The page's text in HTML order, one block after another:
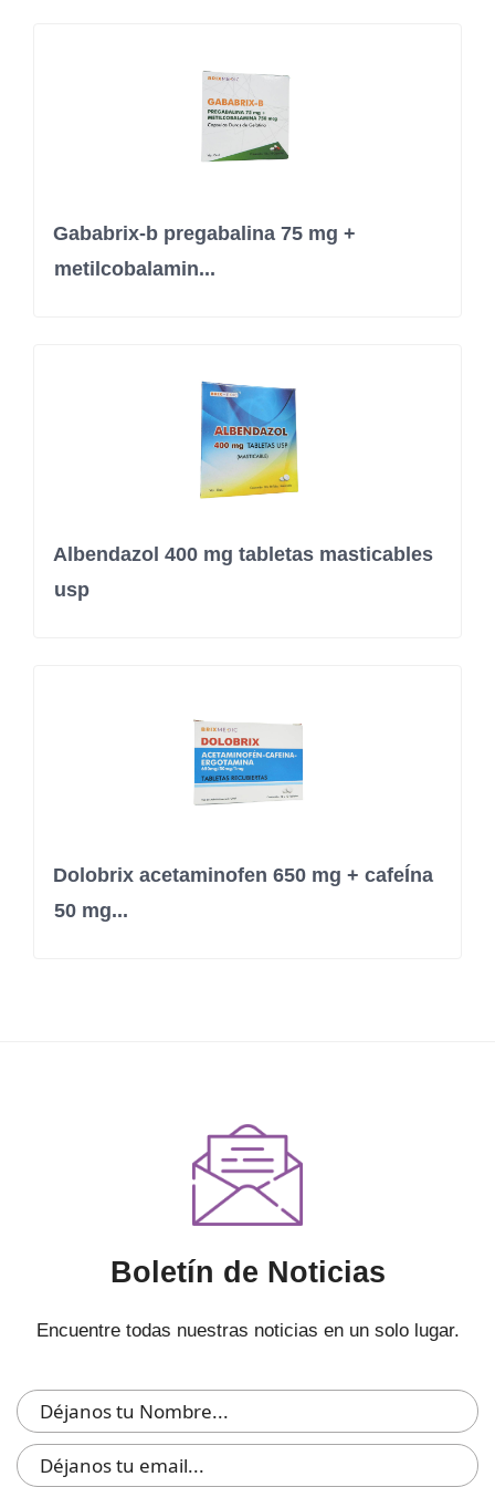
Gababrix-b pregabalina 75 mg +
metilcobalamin...
Albendazol 400 mg tabletas masticables
usp
Dolobrix acetaminofen 650 mg + cafeÍna
50 mg...
Boletín de Noticias
Encuentre todas nuestras noticias en un solo lugar.